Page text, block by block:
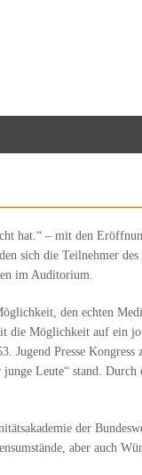
hat.“ – mit den
sich die Teilnehmer des
im Auditorium.
den echten
die Möglichkeit auf ein
Jugend Presse Kongress
Leute“ stand. Durch
der
aber auch